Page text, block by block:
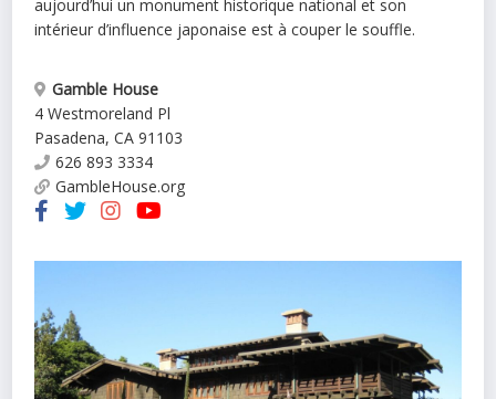
aujourd’hui un monument historique national et son
intérieur d’influence japonaise est à couper le souffle.
Gamble House
4 Westmoreland Pl
Pasadena, CA 91103
626 893 3334
GambleHouse.org